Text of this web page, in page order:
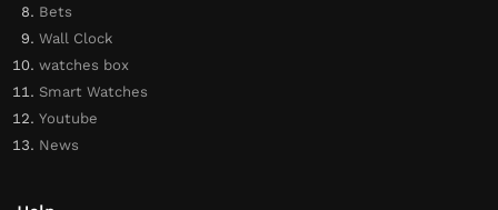
Bets
Wall Clock
watches box
Smart Watches
Youtube
News